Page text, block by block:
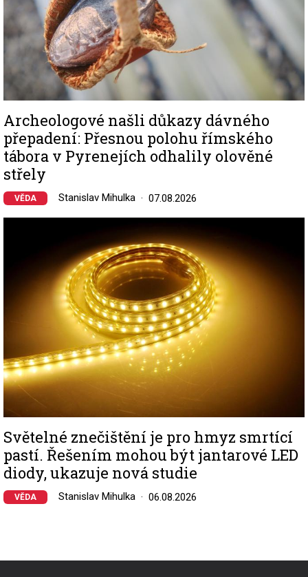
Archeologové našli důkazy dávného
přepadení: Přesnou polohu římského
tábora v Pyrenejích odhalily olověné
střely
VĚDA Stanislav Mihulka 07.08.2026
Světelné znečištění je pro hmyz smrtící
pastí. Řešením mohou být jantarové LED
diody, ukazuje nová studie
VĚDA Stanislav Mihulka 06.08.2026